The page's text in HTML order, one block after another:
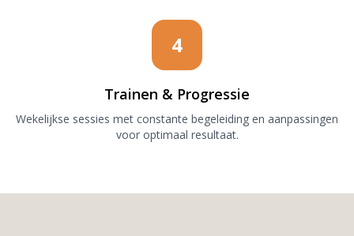
4
Trainen & Progressie
Wekelijkse sessies met constante begeleiding en aanpassingen
voor optimaal resultaat.